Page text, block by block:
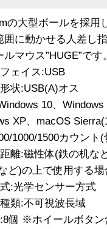
の大型ボールを採用
囲に動かせる人差し
ルマウス”HUGE”です
ェイス:USB
状:USB(A)オス
10、
XP、macOS
1000/1500カウント
離:磁性体(鉄の机な
ど)の上で使用する場
:光学センサー方式
類:不可視波長域
個 ※ホイールボタン